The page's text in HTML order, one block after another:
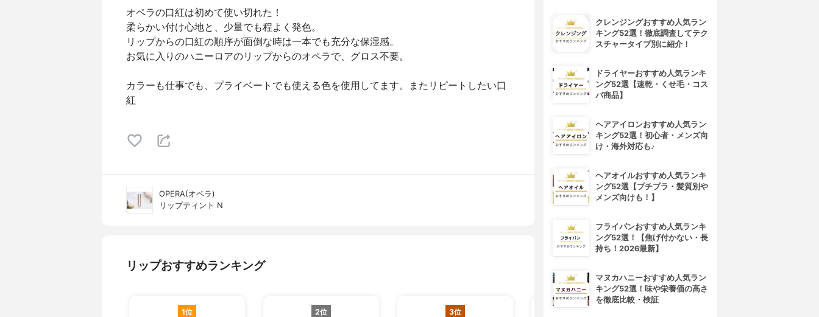
オペラの口紅は初めて使い切れた！
柔らかい付け心地と、少量でも程よく発色。
リップからの口紅の順序が面倒な時は一本でも充分な保湿感。
お気に入りのハニーロアのリップからのオペラで、グロス不要。
カラーも仕事でも、プライベートでも使える色を使用してます。またリピートしたい口
紅
OPERA(オペラ)
リップティント N
リップおすすめランキング
1位 2位 3位
クレンジングおすすめ人気ラン
キング52選！徹底調査してテク
スチャータイプ別に紹介！
ドライヤーおすすめ人気ランキ
ング52選【速乾・くせ毛・コス
パ商品】
ヘアアイロンおすすめ人気ラン
キング52選！初心者・メンズ向
け・海外対応も♪
ヘアオイルおすすめ人気ランキ
ング52選【プチプラ・髪質別や
メンズ向けも！】
フライパンおすすめ人気ランキ
ング52選！【焦げ付かない・長
持ち！2026最新】
マヌカハニーおすすめ人気ラン
キング52選！味や栄養価の高さ
を徹底比較・検証